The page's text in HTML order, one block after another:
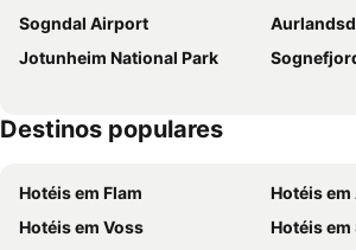
Sogndal Airport
Jotunheim National Park
Destinos populares
Hotéis em Flam
Hotéis
Hotéis em Voss
Hotéis em